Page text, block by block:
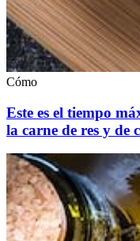
Cómo
Este es el tiempo
la carne de res y de